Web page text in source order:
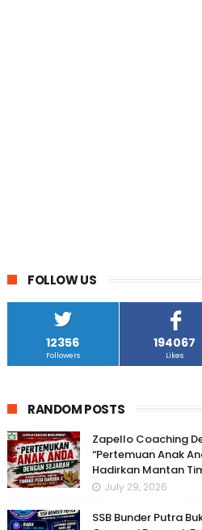
FOLLOW US
12356
Followers
194067
Likes
RANDOM POSTS
Zapello Coaching
“Pertemuan Anak
Hadirkan Mantan
July 29, 2026
SSB Bunder Putra